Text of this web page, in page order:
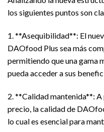
los siguientes puntos son
1. **Asequibilidad**: El
DAOfood Plus sea más
permitiendo que una gama
pueda acceder a sus
2. **Calidad mantenida**: A
precio, la calidad de
lo cual es esencial para